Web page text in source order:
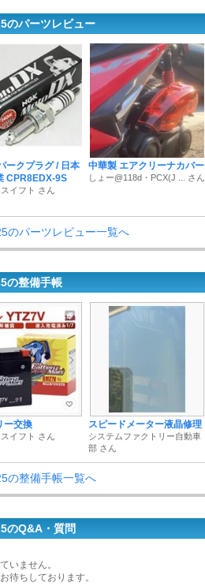
のパーツレビュー
ークプラグ / 日本
CPR8EDX-9S
イフト さん
中華製 エアクリーナカバー
しょー@118d・PCX(J ... さん
のパーツレビュー一覧へ
の整備手帳
ー交換
イフト さん
スピードメーター液晶修理
システムファクトリー自動車
部 さん
の整備手帳一覧へ
のQ&A・質問
いません。
待ちしております。